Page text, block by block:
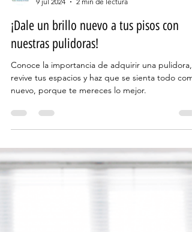
Equipo Biosistematica
9 jul 2024
2 min de lectura
¡Dale un brillo nuevo a tus pisos con
nuevo, porque te mereces lo mejor.